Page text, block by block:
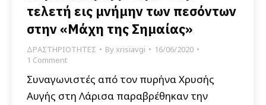
τελετή εις μνήμην των πεσόντων
στην «Μάχη της Σημαίας»
ΔΡΑΣΤΗΡΙΟΤΗΤΕΣ Byxrisiavgi
16/06/2020
1 Comment
Συναγωνιστές από τον πυρήνα Χρυσής
Αυγής στη Λάρισα παραβρέθηκαν την